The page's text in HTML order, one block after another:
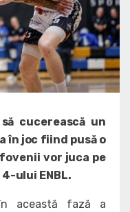
cucerească un
în joc fiind pusă o
vor juca pe
ului ENBL.
în această fază a